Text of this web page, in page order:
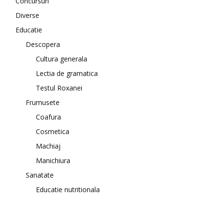
Diverse
Educatie
Descopera
Cultura generala
Lectia de gramatica
Testul Roxanei
Frumusete
Coafura
Cosmetica
Machiaj
Manichiura
Sanatate
Educatie nutritionala